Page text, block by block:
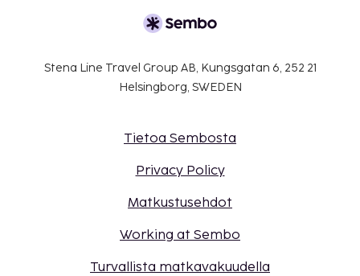
Stena Line Travel Group AB, Kungsgatan 6, 252 21
Helsingborg, SWEDEN
Tietoa Sembosta
Privacy Policy
Matkustusehdot
Working at Sembo
Turvallista matkavakuudella